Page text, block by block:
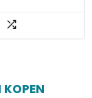
KOPEN